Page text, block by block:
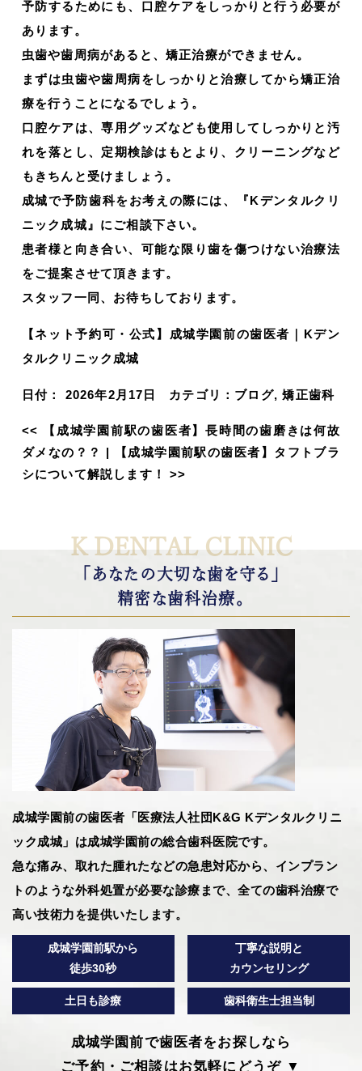
予防するためにも、口腔ケアをしっかりと行う必要が
あります。
虫歯や歯周病があると、矯正治療ができません。
まずは虫歯や歯周病をしっかりと治療してから矯正治
療を行うことになるでしょう。
口腔ケアは、専用グッズなども使用してしっかりと汚
れを落とし、定期検診はもとより、クリーニングなど
もきちんと受けましょう。
成城で予防歯科をお考えの際には、『Kデンタルクリ
ニック成城』にご相談下さい。
患者様と向き合い、可能な限り歯を傷つけない治療法
をご提案させて頂きます。
スタッフ一同、お待ちしております。
【ネット予約可・公式】成城学園前の歯医者｜Kデン
タルクリニック成城
日付： 2026年2月17日 カテゴリ： ブログ,矯正歯科
<< 【成城学園前駅の歯医者】長時間の歯磨きは何故
ダメなの？？
|
【成城学園前駅の歯医者】タフトブラ
シについて解説します！>>
K DENTAL CLINIC
「あなたの大切な歯を守る」
精密な歯科治療。
成城学園前の歯医者「医療法人社団K&G Kデンタルクリニ
ック成城」は成城学園前の総合歯科医院です。
急な痛み、取れた腫れたなどの急患対応から、インプラン
トのような外科処置が必要な診療まで、全ての歯科治療で
高い技術力を提供いたします。
成城学園前駅から
徒歩30秒
丁寧な説明と
カウンセリング
土日も診療 歯科衛生士担当制
成城学園前で歯医者をお探しなら
ご予約・ご相談はお気軽にどうぞ ▼